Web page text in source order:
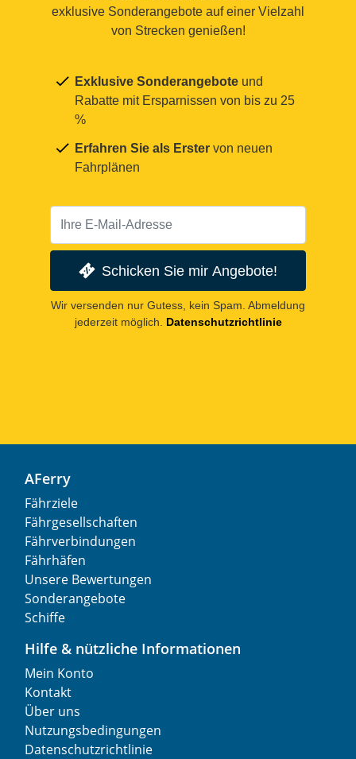
exklusive Sonderangebote auf einer Vielzahl
von Strecken genießen!
Exklusive Sonderangebote und
Rabatte mit Ersparnissen von bis zu 25
%
Erfahren Sie als Erster von neuen
Fahrplänen
Schicken Sie mir Angebote!
Wir versenden nur Gutess, kein Spam. Abmeldung
jederzeit möglich. Datenschutzrichtlinie
AFerry
Fährziele
Fährgesellschaften
Fährverbindungen
Fährhäfen
Unsere Bewertungen
Sonderangebote
Schiffe
Hilfe & nützliche Informationen
Mein Konto
Kontakt
Über uns
Nutzungsbedingungen
Datenschutzrichtlinie